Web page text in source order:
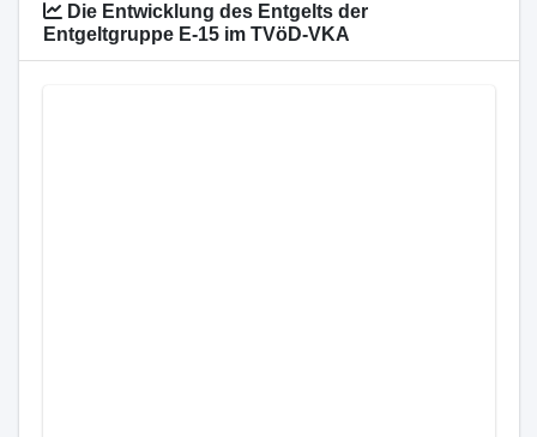
Die Entwicklung des Entgelts der
Entgeltgruppe E-15 im TVöD-VKA